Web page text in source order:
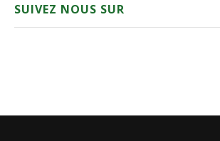
SUIVEZ NOUS SUR